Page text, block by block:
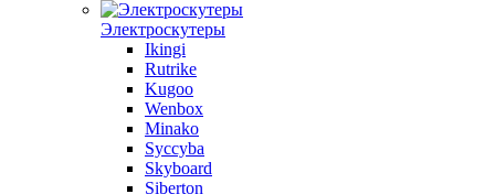
Электроскутеры
Ikingi
Rutrike
Kugoo
Wenbox
Minako
Syccyba
Skyboard
Siberton